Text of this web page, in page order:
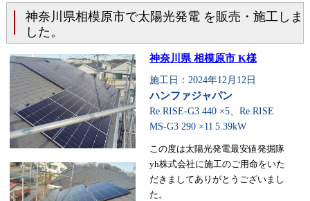
神奈川県相模原市で太陽光発電 を販売・施工しま
した。
神奈川県 相模原市 K様
施工日：2024年12月12日
ハンファジャパン
Re.RISE-G3 440 ×5、Re.RISE
MS-G3 290 ×11 5.39kW
この度は太陽光発電最安値発掘隊
yh株式会社に施工のご用命をいた
だきましてありがとうございまし
た。